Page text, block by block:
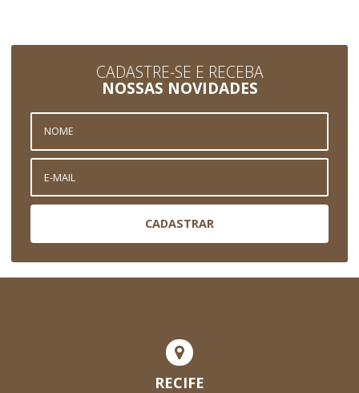
CADASTRE-SE E RECEBA
NOSSAS NOVIDADES
CADASTRAR
RECIFE